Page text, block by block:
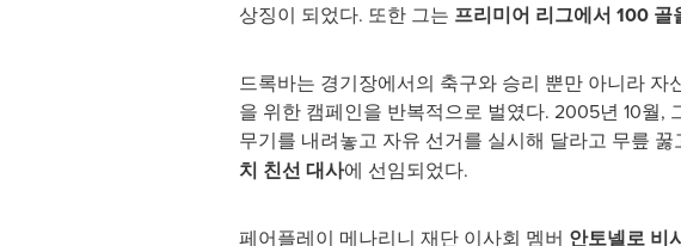
상징이 되었다. 또한 그는 프리미어 리그에서 100 골
드록바는 경기장에서의 축구와 승리 뿐만 아니라
을 위한 캠페인을 반복적으로 벌였다. 2005년 10월,
무기를 내려놓고 자유 선거를 실시해 달라고 무릎
치 친선 대사에 선임되었다.
페어플레이 메나리니 재단 이사회 멤버 안토넬로 비